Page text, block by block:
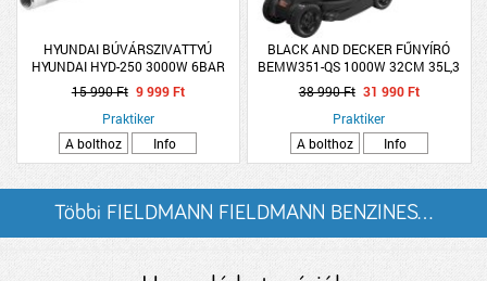
HYUNDAI BÚVÁRSZIVATTYÚ
HYUNDAI HYD-250 3000W 6BAR
EM.MAG:60M 1200L/H
15 990 Ft 9 999 Ft
Praktiker
A bolthoz
Info
BLACK AND DECKER FŰNYÍRÓ
BEMW351-QS 1000W 32CM 35L,3
MAGASSÁG,LEHAJTHATÓ
FOGANTYÚ
38 990 Ft 31 990 Ft
Praktiker
A bolthoz
Info
Többi FIELDMANN FIELDMANN BENZINES...